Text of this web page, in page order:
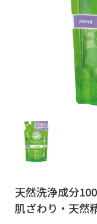
天然洗浄成分
肌ざわり・天然